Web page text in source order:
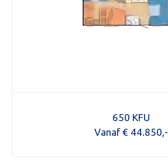
650 KFU
Vanaf € 44.850,-